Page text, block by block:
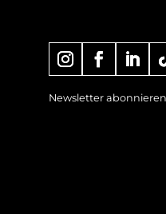
Newsletter abonnieren